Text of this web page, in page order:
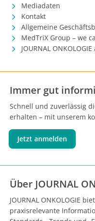
Mediadaten
Kontakt
Allgemeine
MedTriX Group – we
JOURNAL
Immer gut
Schnell und zuverlässig
erhalten – mit unserem
Jetzt anmelden
Über JOURNAL
JOURNAL ONKOLOGIE
praxisrelevante